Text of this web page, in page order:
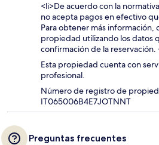
<li>De acuerdo con la
no acepta pagos en efectivo
Para obtener más información,
propiedad utilizando los datos
confirmación de la reservación.
Esta propiedad cuenta con
profesional.
Número de registro de
IT065006B4E7JOTNNT
Preguntas frecuentes